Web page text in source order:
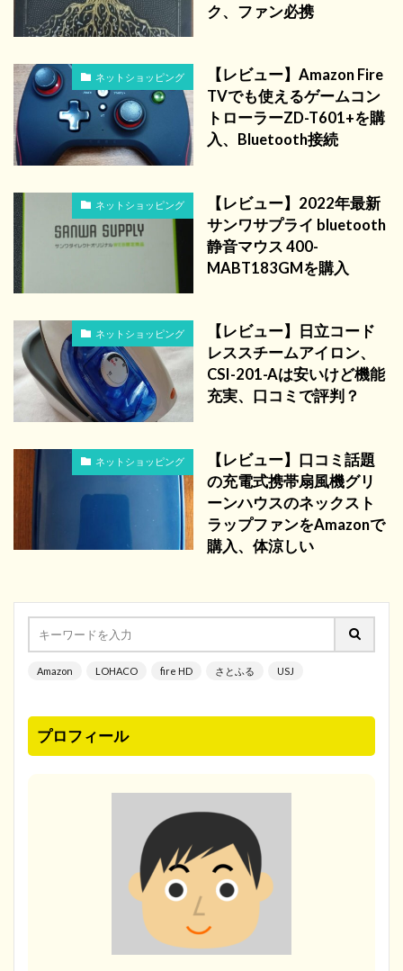
ク、ファン必携
ネットショッピング
【レビュー】Amazon Fire
TVでも使えるゲームコン
トローラーZD-T601+を購
入、Bluetooth接続
ネットショッピング
【レビュー】2022年最新
サンワサプライ bluetooth
静音マウス 400-
MABT183GMを購入
ネットショッピング
【レビュー】日立コード
レススチームアイロン、
CSI-201-Aは安いけど機能
充実、口コミで評判？
ネットショッピング
【レビュー】口コミ話題
の充電式携帯扇風機グリ
ーンハウスのネックスト
ラップファンをAmazonで
購入、体涼しい
Amazon LOHACO fire HD さとふる USJ
プロフィール